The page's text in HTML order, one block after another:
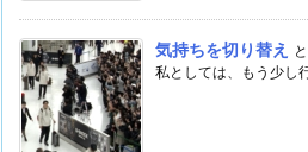
気持ちを切り替え
私としては、もう少し